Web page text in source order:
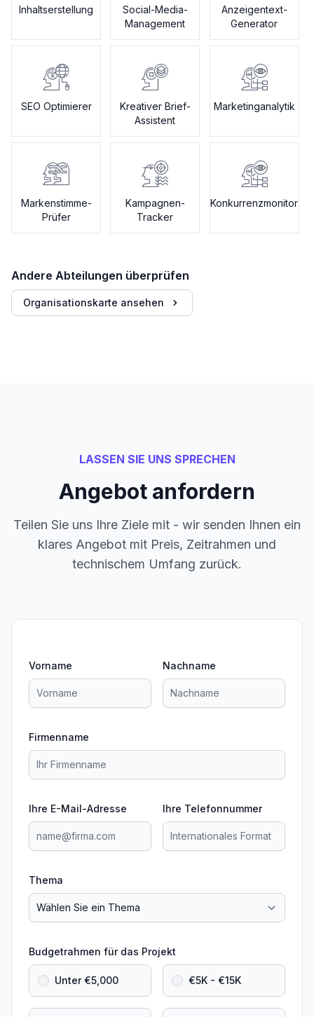
Inhaltserstellung
Social-Media-
Management
Anzeigentext-
Generator
SEO Optimierer
Kreativer Brief-
Assistent
Marketinganalytik
Markenstimme-
Prüfer
Kampagnen-
Tracker
Konkurrenzmonitor
Andere Abteilungen überprüfen
Organisationskarte ansehen
LASSEN SIE UNS SPRECHEN
Angebot anfordern
Teilen Sie uns Ihre Ziele mit - wir senden Ihnen ein
klares Angebot mit Preis, Zeitrahmen und
technischem Umfang zurück.
Vorname Nachname
Firmenname
Ihre E-Mail-Adresse Ihre Telefonnummer
Thema
Budgetrahmen für das Projekt
Unter €5,000 €5K - €15K